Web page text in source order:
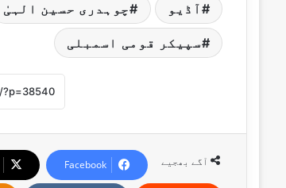
آڈیو چوہدری حسین الہیٰ
سپیکر قومی اسمبلی
آگے بھجیے Facebook